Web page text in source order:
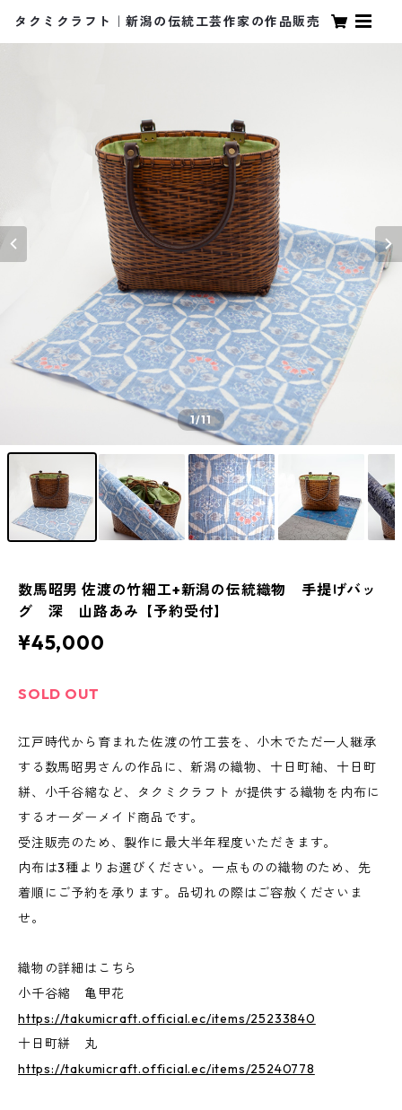
タクミクラフト｜新潟の伝統工芸作家の作品販売
1/11
数馬昭男 佐渡の竹細工+新潟の伝統織物 手提げバッ
グ 深 山路あみ【予約受付】
¥45,000
SOLD OUT
江戸時代から育まれた佐渡の竹工芸を、小木でただ一人継承
する数馬昭男さんの作品に、新潟の織物、十日町紬、十日町
絣、小千谷縮など、タクミクラフト が提供する織物を内布に
するオーダーメイド商品です。
受注販売のため、製作に最大半年程度いただきます。
内布は3種よりお選びください。一点ものの織物のため、先
着順にご予約を承ります。品切れの際はご容赦くださいま
せ。
織物の詳細はこちら
小千谷縮 亀甲花
https://takumicraft.official.ec/items/25233840
十日町絣 丸
https://takumicraft.official.ec/items/25240778